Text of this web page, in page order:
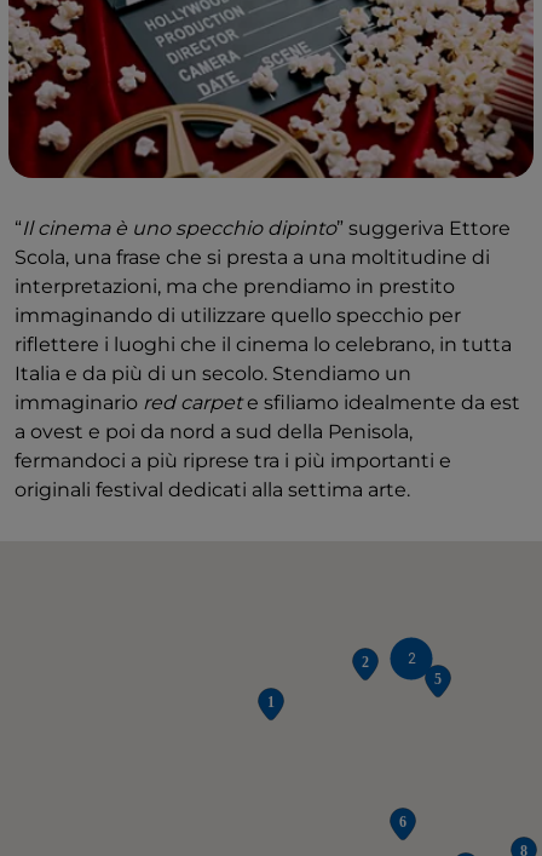
“Il cinema è uno specchio dipinto” suggeriva Ettore
Scola, una frase che si presta a una moltitudine di
interpretazioni, ma che prendiamo in prestito
immaginando di utilizzare quello specchio per
riflettere i luoghi che il cinema lo celebrano, in tutta
Italia e da più di un secolo. Stendiamo un
immaginario red carpete sfiliamo idealmente da est
a ovest e poi da nord a sud della Penisola,
fermandoci a più riprese tra i più importanti e
originali festival dedicati alla settima arte.
2